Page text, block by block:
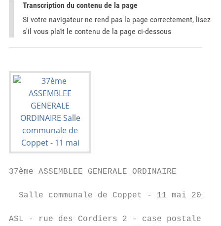
Transcription du contenu de la page
Si votre navigateur ne rend pas la page correctement, lisez
s'il vous plaît le contenu de la page ci-dessous
37ème ASSEMBLEE GENERALE ORDINAIRE
  Salle communale de Coppet - 11 mai 2017
ASL - rue des Cordiers 2 - case postale